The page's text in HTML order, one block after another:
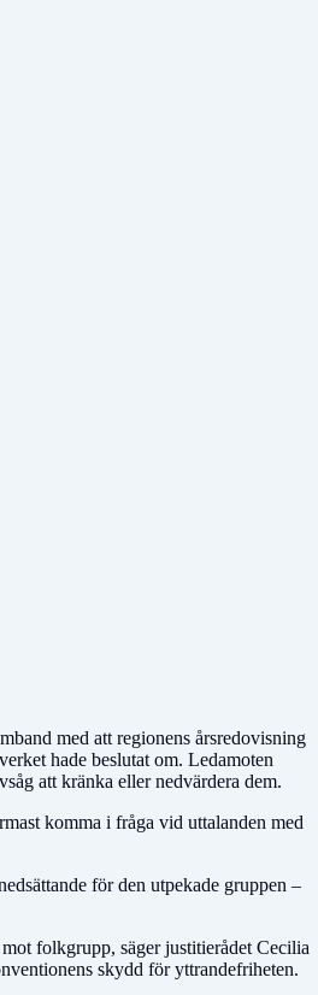
med att regionens årsredovisning
hade beslutat om. Ledamoten
att kränka eller nedvärdera dem.
komma i fråga vid uttalanden med
för den utpekade gruppen –
folkgrupp, säger justitierådet Cecilia
skydd för yttrandefriheten.